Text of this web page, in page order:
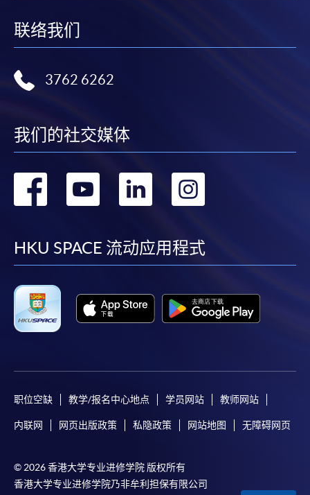
联络我们
3762 6262
我们的社交媒体
转
facebook
转
youtube
转
linkedin
转
HKU SPACE 流动应用程式
职位空缺 教学/报名中心地点 学员网站 教师网站
内联网 网页出版政策 私隐政策 网站地图 无障碍网页
© 2026 香港大学专业进修学院 版权所有
香港大学专业进修学院乃非牟利担保有限公司